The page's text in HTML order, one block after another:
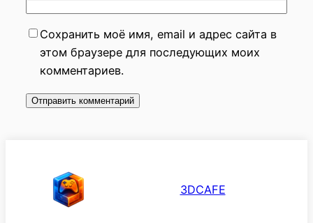
Сохранить моё имя, email и адрес сайта в
этом браузере для последующих моих
комментариев.
3DCAFE